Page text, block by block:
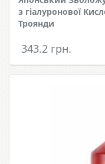
з гіалуронової
Троянди
343.2 грн.